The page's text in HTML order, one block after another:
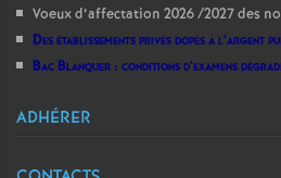
Voeux d’affectation 2026 /2027 des
Des établissements privés dopés à l’argent
Bac Blanquer : conditions d’examens
ADHÉRER